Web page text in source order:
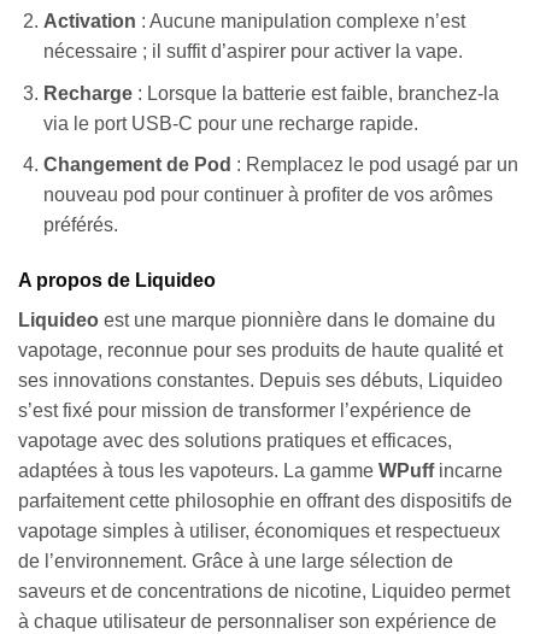
Activation : Aucune manipulation complexe n’est
nécessaire ; il suffit d’aspirer pour activer la vape.
Recharge: Lorsque la batterie est faible, branchez-la
via le port USB-C pour une recharge rapide.
Changement de Pod : Remplacez le pod usagé par un
nouveau pod pour continuer à profiter de vos arômes
préférés.
A propos de Liquideo
Liquideo est une marque pionnière dans le domaine du
vapotage, reconnue pour ses produits de haute qualité et
ses innovations constantes. Depuis ses débuts, Liquideo
s’est fixé pour mission de transformer l’expérience de
vapotage avec des solutions pratiques et efficaces,
adaptées à tous les vapoteurs. La gamme WPuffincarne
parfaitement cette philosophie en offrant des dispositifs de
vapotage simples à utiliser, économiques et respectueux
de l’environnement. Grâce à une large sélection de
saveurs et de concentrations de nicotine, Liquideo permet
à chaque utilisateur de personnaliser son expérience de